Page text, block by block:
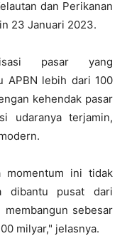
dan Perikanan
23 Januari 2023.
pasar yang
APBN lebih dari 100
kehendak pasar
udaranya terjamin,
momentum ini tidak
dibantu pusat dari
membangun sebesar
milyar," jelasnya.